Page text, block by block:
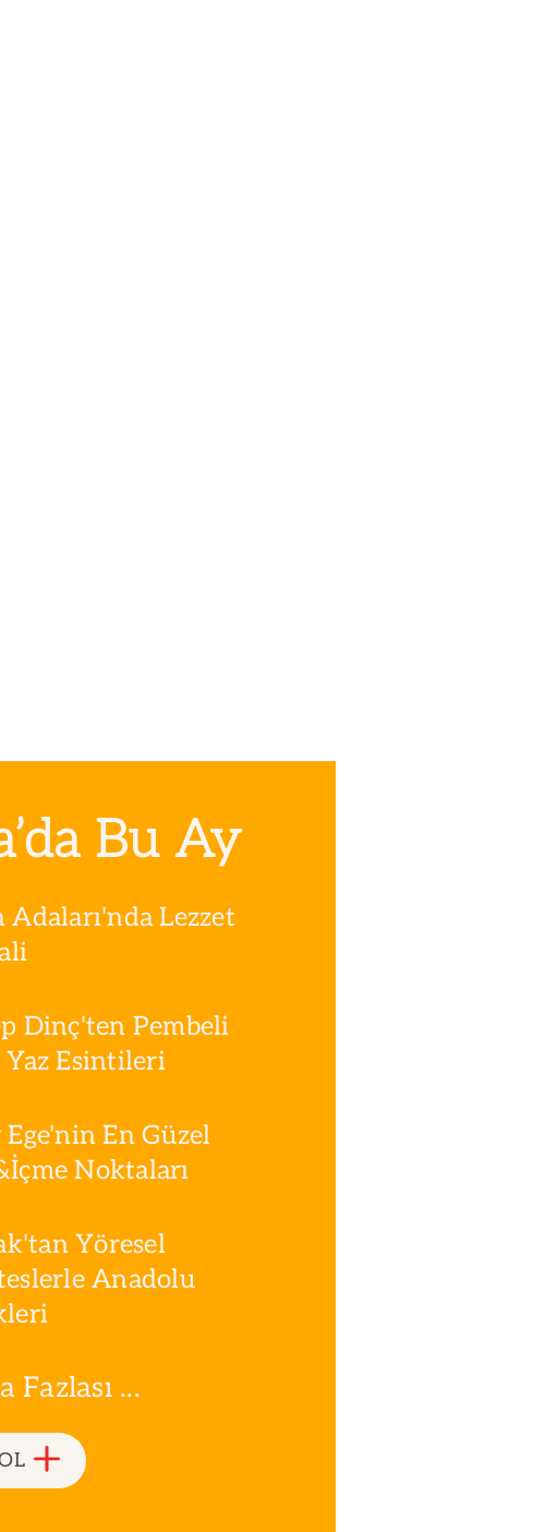
Bu Ay
Adaları'nda Lezzet
Dinç'ten Pembeli
Esintileri
En Güzel
Noktaları
Yöresel
Anadolu
Fazlası ...